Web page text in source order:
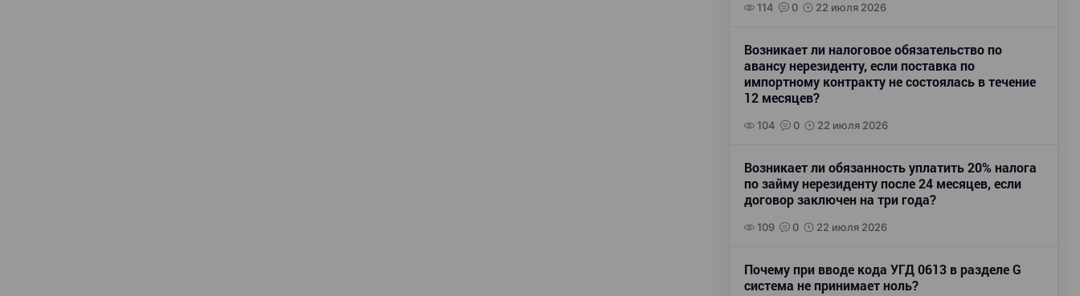
114 0 22 июля 2026
Возникает ли налоговое обязательство по
авансу нерезиденту, если поставка по
импортному контракту не состоялась в течение
12 месяцев?
104 0 22 июля 2026
Возникает ли обязанность уплатить 20% налога
по займу нерезиденту после 24 месяцев, если
договор заключен на три года?
109 0 22 июля 2026
Почему при вводе кода УГД 0613 в разделе G
система не принимает ноль?